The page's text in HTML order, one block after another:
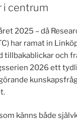
i centrum
2025 – då
har ramat in
tillbakablickar och
2026 ett
känns både